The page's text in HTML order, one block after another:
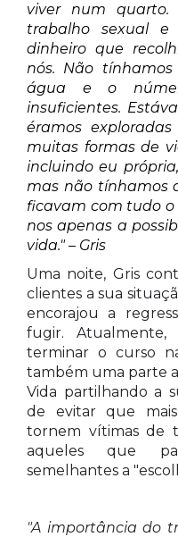
viver num
trabalho sexual
dinheiro que
nós. Não
água e o
insuficientes.
éramos
muitas formas de
incluindo eu
mas não tínhamos
ficavam com tudo
nos apenas a
vida." – Gris
Uma noite, Gris
clientes a sua
encorajou a
fugir. Atualmente,
terminar o curso
também uma parte
Vida partilhando a
de evitar que
tornem vítimas de
aqueles que
semelhantes a
"A importância do